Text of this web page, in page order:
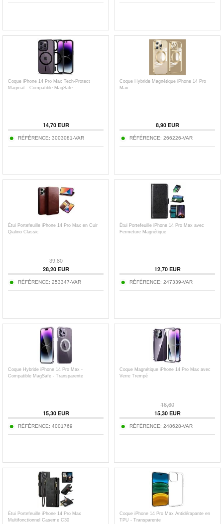
Coque iPhone 14 Pro Max Tech-Protect
Magmat - Compatible MagSafe
14,70EUR
RÉFÉRENCE: 3003081-VAR
Coque Hybride Magnétique iPhone 14 Pro
Max
8,90EUR
RÉFÉRENCE: 266226-VAR
Étui Portefeuille iPhone 14 Pro Max en Cuir
Qialino Classic
39,80
28,20EUR
RÉFÉRENCE: 253347-VAR
Étui Portefeuille iPhone 14 Pro Max avec
Fermeture Magnétique
12,70EUR
RÉFÉRENCE: 247339-VAR
Coque Hybride iPhone 14 Pro Max -
Compatible MagSafe - Transparente
15,30EUR
RÉFÉRENCE: 4001769
Coque Magnétique iPhone 14 Pro Max avec
Verre Trempé
16,60
15,30EUR
RÉFÉRENCE: 248628-VAR
Étui Portefeuille iPhone 14 Pro Max
Multifonctionnel Caseme C30
Coque iPhone 14 Pro Max Antidérapante en
TPU - Transparente